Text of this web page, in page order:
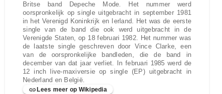
Britse band Depeche Mode. Het nummer werd
oorspronkelijk op single uitgebracht in september 1981
in het Verenigd Koninkrijk en Ierland. Het was de eerste
single van de band die ook werd uitgebracht in de
Verenigde Staten, op 18 februari 1982. Het nummer was
de laatste single geschreven door Vince Clarke, een
van de oorspronkelijke bandleden, die de band in
december van dat jaar verliet. In februari 1985 werd de
12 inch live-maxiversie op single (EP) uitgebracht in
Nederland en België.
Lees meer op Wikipedia